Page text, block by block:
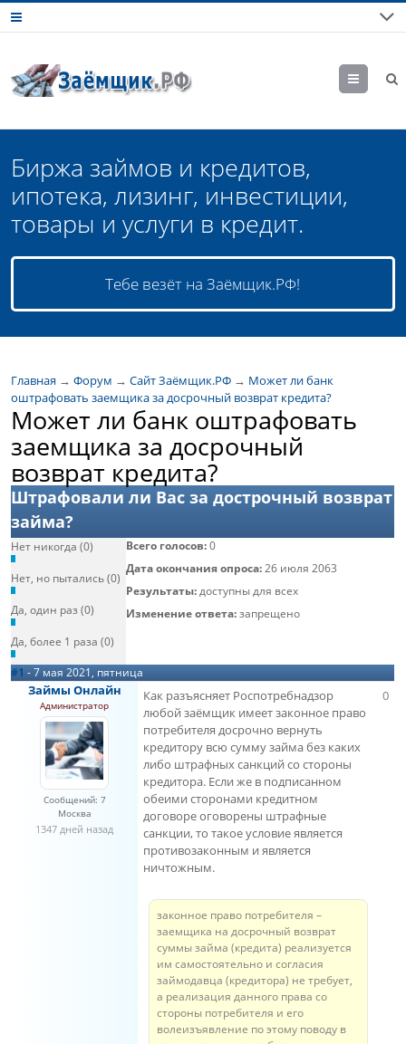
Биржа займов и кредитов,
ипотека, лизинг, инвестиции,
товары и услуги в кредит.
Тебе везёт на Заёмщик.РФ!
Главная →Форум →Сайт Заёмщик.РФ → Может ли банк
оштрафовать заемщика за досрочный возврат кредита?
Может ли банк оштрафовать
заемщика за досрочный
возврат кредита?
Штрафовали ли Вас за дострочный возврат
займа?
Нет никогда (0)
Нет, но пытались (0)
Да, один раз (0)
Да, более 1 раза (0)
Всего голосов:0
Дата окончания опроса:26 июля 2063
Результаты:доступны для всех
Изменение ответа:запрещено
#1 - 7 мая 2021, пятница
Займы Онлайн
Администратор
Сообщений: 7
Москва
1347 дней назад
0
Как разъясняет Роспотребнадзор
любой заёмщик имеет законное право
потребителя досрочно вернуть
кредитору всю сумму займа без каких
либо штрафных санкций со стороны
кредитора. Если же в подписанном
обеими сторонами кредитном
договоре оговорены штрафные
санкции, то такое условие является
противозаконным и является
ничтожным.
законное право потребителя –
заемщика на досрочный возврат
суммы займа (кредита) реализуется
им самостоятельно и согласия
займодавца (кредитора) не требует,
а реализация данного права со
стороны потребителя и его
волеизъявление по этому поводу в